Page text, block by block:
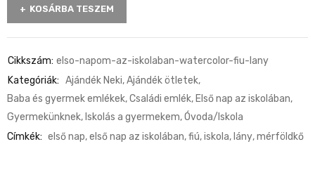
KOSÁRBA TESZEM
Cikkszám: elso-napom-az-iskolaban-watercolor-fiu-lany
Kategóriák: Ajándék Neki,Ajándék ötletek,
Baba és gyermek emlékek,Családi emlék, Első nap az iskolában,
Gyermekünknek, Iskolás a gyermekem,Óvoda/Iskola
Címkék: első nap,első nap az iskolában,fiú,iskola, lány,mérföldkő